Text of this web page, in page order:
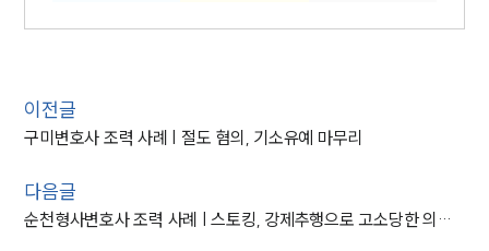
이전글
구미변호사 조력 사례 | 절도 혐의, 기소유예 마무리
다음글
순천형사변호사 조력 사례 | 스토킹, 강제추행으로 고소당한 의뢰인 조력